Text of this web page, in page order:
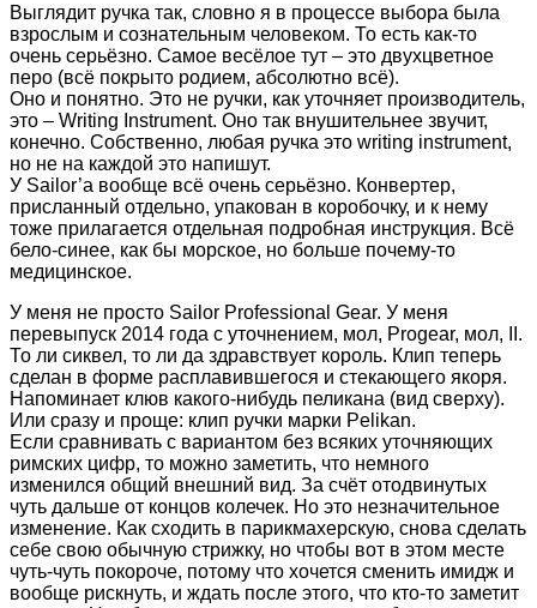
Выглядит ручка так, словно я в процессе выбора была
взрослым и сознательным человеком. То есть как-то
очень серьёзно. Самое весёлое тут – это двухцветное
перо (всё покрыто родием, абсолютно всё).
Оно и понятно. Это не ручки, как уточняет производитель,
это – Writing Instrument. Оно так внушительнее звучит,
конечно. Собственно, любая ручка это writing instrument,
но не на каждой это напишут.
У Sailor’а вообще всё очень серьёзно. Конвертер,
присланный отдельно, упакован в коробочку, и к нему
тоже прилагается отдельная подробная инструкция. Всё
бело-синее, как бы морское, но больше почему-то
медицинское.
У меня не просто Sailor Professional Gear. У меня
перевыпуск 2014 года с уточнением, мол, Progear, мол, II.
То ли сиквел, то ли да здравствует король. Клип теперь
сделан в форме расплавившегося и стекающего якоря.
Напоминает клюв какого-нибудь пеликана (вид сверху).
Или сразу и проще: клип ручки марки Pelikan.
Если сравнивать с вариантом без всяких уточняющих
римских цифр, то можно заметить, что немного
изменился общий внешний вид. За счёт отодвинутых
чуть дальше от концов колечек. Но это незначительное
изменение. Как сходить в парикмахерскую, снова сделать
себе свою обычную стрижку, но чтобы вот в этом месте
чуть-чуть покороче, потому что хочется сменить имидж и
вообще рискнуть, и ждать после этого, что кто-то заметит